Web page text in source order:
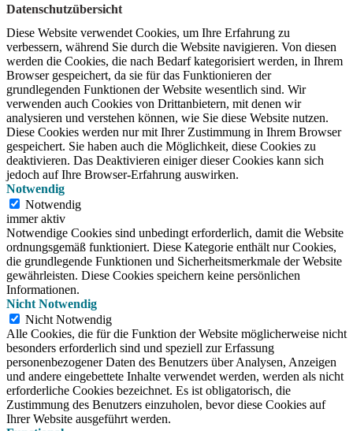
Datenschutzübersicht
Diese Website verwendet Cookies, um Ihre Erfahrung zu
verbessern, während Sie durch die Website navigieren. Von diesen
werden die Cookies, die nach Bedarf kategorisiert werden, in Ihrem
Browser gespeichert, da sie für das Funktionieren der
grundlegenden Funktionen der Website wesentlich sind. Wir
verwenden auch Cookies von Drittanbietern, mit denen wir
analysieren und verstehen können, wie Sie diese Website nutzen.
Diese Cookies werden nur mit Ihrer Zustimmung in Ihrem Browser
gespeichert. Sie haben auch die Möglichkeit, diese Cookies zu
deaktivieren. Das Deaktivieren einiger dieser Cookies kann sich
jedoch auf Ihre Browser-Erfahrung auswirken.
Notwendig
Notwendig
immer aktiv
Notwendige Cookies sind unbedingt erforderlich, damit die Website
ordnungsgemäß funktioniert. Diese Kategorie enthält nur Cookies,
die grundlegende Funktionen und Sicherheitsmerkmale der Website
gewährleisten. Diese Cookies speichern keine persönlichen
Informationen.
Nicht Notwendig
Nicht Notwendig
Alle Cookies, die für die Funktion der Website möglicherweise nicht
besonders erforderlich sind und speziell zur Erfassung
personenbezogener Daten des Benutzers über Analysen, Anzeigen
und andere eingebettete Inhalte verwendet werden, werden als nicht
erforderliche Cookies bezeichnet. Es ist obligatorisch, die
Zustimmung des Benutzers einzuholen, bevor diese Cookies auf
Ihrer Website ausgeführt werden.